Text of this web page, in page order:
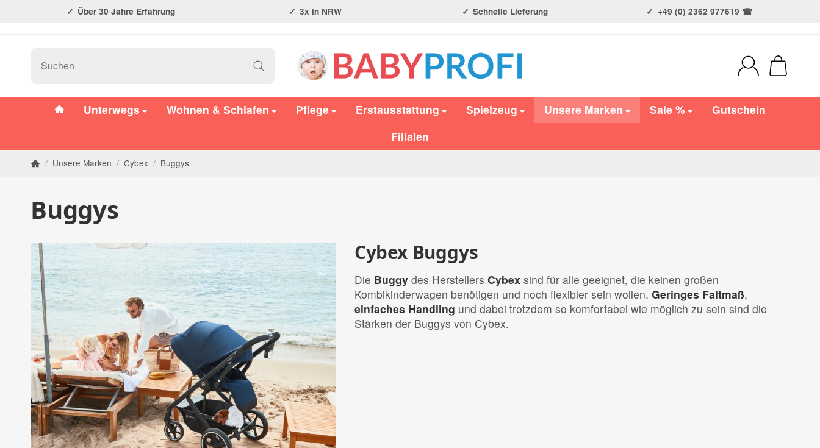
Über 30 Jahre Erfahrung 3x in NRW Schnelle Lieferung +49 (0) 2362 977619 ☎
#custom.linkHome#
Unterwegs Wohnen & Schlafen Pflege Erstausstattung Spielzeug Unsere Marken Sale %
Gutschein
Filialen
/ Unsere Marken / Cybex / Buggys
Buggys
Cybex Buggys
Die Buggydes Herstellers Cybexsind für alle geeignet, die keinen großen
Kombikinderwagen benötigen und noch flexibler sein wollen. Geringes Faltmaß,
einfaches Handling und dabei trotzdem so komfortabel wie möglich zu sein sind die
Stärken der Buggys von Cybex.